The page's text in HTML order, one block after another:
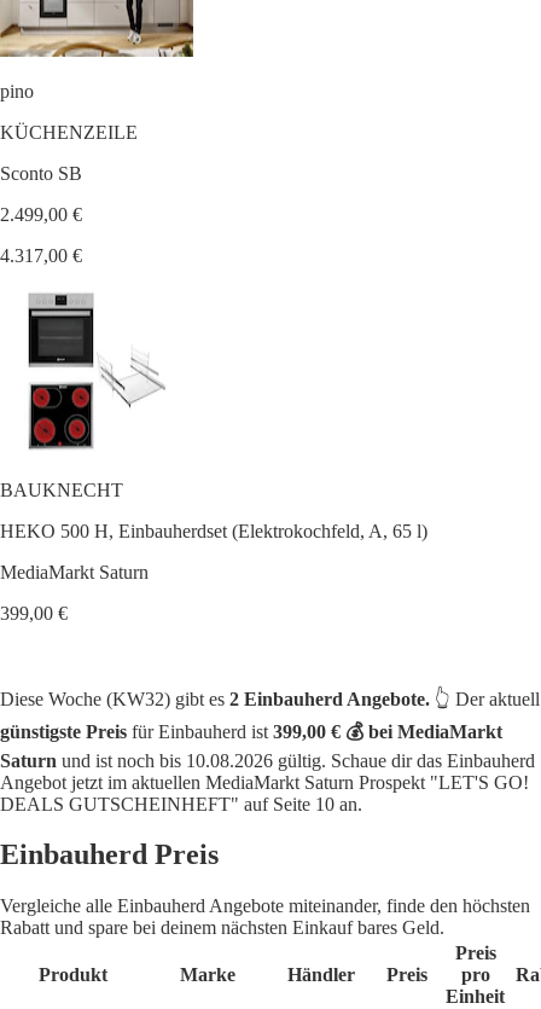
pino
KÜCHENZEILE
Sconto SB
2.499,00 €
4.317,00 €
BAUKNECHT
HEKO 500 H, Einbauherdset (Elektrokochfeld, A, 65 l)
MediaMarkt Saturn
399,00 €
Diese Woche (KW32) gibt es 2 Einbauherd Angebote. 👆 Der aktuell
günstigste Preis für Einbauherd ist 399,00 € 💰 bei MediaMarkt
Saturn und ist noch bis 10.08.2026 gültig. Schaue dir das Einbauherd
Angebot jetzt im aktuellen MediaMarkt Saturn Prospekt "LET'S GO!
DEALS GUTSCHEINHEFT" auf Seite 10 an.
Einbauherd Preis
Vergleiche alle Einbauherd Angebote miteinander, finde den höchsten
Rabatt und spare bei deinem nächsten Einkauf bares Geld.
Produkt Marke Händler Preis
Preis
pro
Einheit